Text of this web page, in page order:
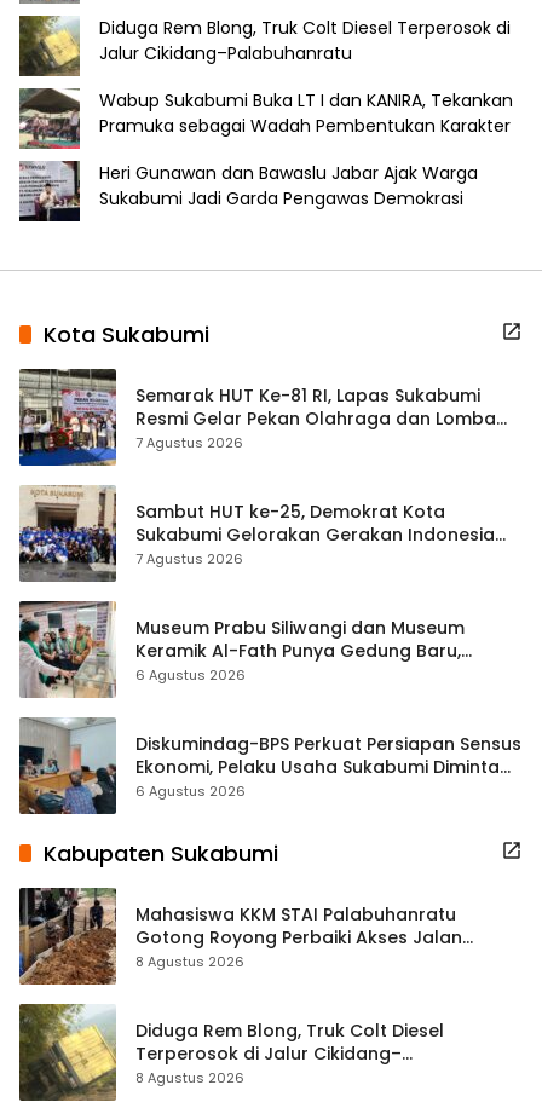
Diduga Rem Blong, Truk Colt Diesel Terperosok di
Jalur Cikidang–Palabuhanratu
Wabup Sukabumi Buka LT I dan KANIRA, Tekankan
Pramuka sebagai Wadah Pembentukan Karakter
Heri Gunawan dan Bawaslu Jabar Ajak Warga
Sukabumi Jadi Garda Pengawas Demokrasi
Kota Sukabumi
Semarak HUT Ke-81 RI, Lapas Sukabumi
Resmi Gelar Pekan Olahraga dan Lomba
Tradisional
7 Agustus 2026
Sambut HUT ke-25, Demokrat Kota
Sukabumi Gelorakan Gerakan Indonesia
ASRI Lewat Aksi Bersih Masjid Agung
7 Agustus 2026
Museum Prabu Siliwangi dan Museum
Keramik Al-Fath Punya Gedung Baru,
Hampir 500 Koleksi Dipisahkan
6 Agustus 2026
Diskumindag-BPS Perkuat Persiapan Sensus
Ekonomi, Pelaku Usaha Sukabumi Diminta
Terbuka Beri Data
6 Agustus 2026
Kabupaten Sukabumi
Mahasiswa KKM STAI Palabuhanratu
Gotong Royong Perbaiki Akses Jalan
Majelis Ta’lim di Sagaranten
8 Agustus 2026
Diduga Rem Blong, Truk Colt Diesel
Terperosok di Jalur Cikidang–
Palabuhanratu
8 Agustus 2026